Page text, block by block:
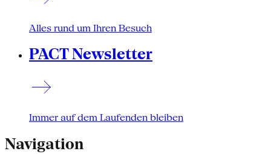
Alles rund um Ihren Besuch
PACT Newsletter
Immer auf dem Laufenden bleiben
Navigation